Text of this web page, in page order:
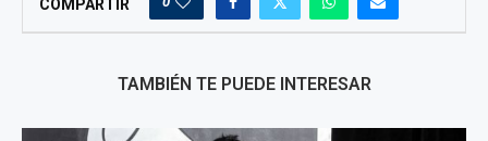
COMPARTIR
TAMBIÉN TE PUEDE INTERESAR